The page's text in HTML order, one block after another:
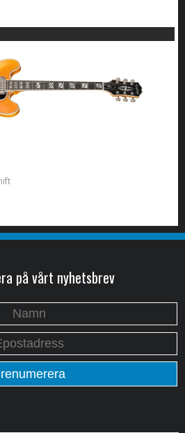
på vårt nyhetsbrev